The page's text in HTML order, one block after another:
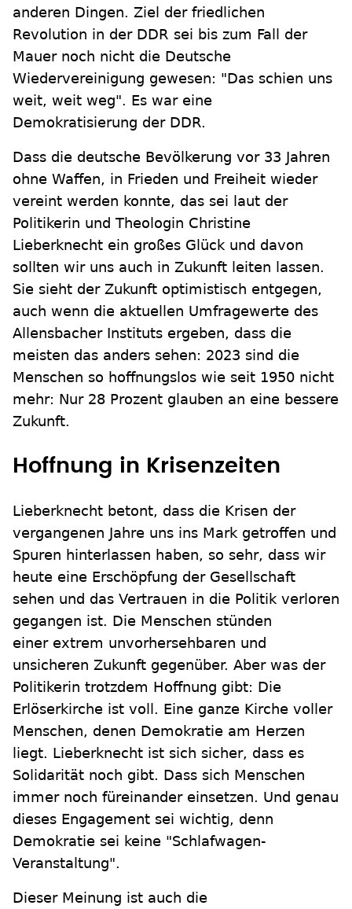
anderen Dingen. Ziel der friedlichen
Revolution in der DDR sei bis zum Fall der
Mauer noch nicht die Deutsche
Wiedervereinigung gewesen: "Das schien uns
weit, weit weg". Es war eine
Demokratisierung der DDR.
Dass die deutsche Bevölkerung vor 33 Jahren
ohne Waffen, in Frieden und Freiheit wieder
vereint werden konnte, das sei laut der
Politikerin und Theologin Christine
Lieberknecht ein großes Glück und davon
sollten wir uns auch in Zukunft leiten lassen.
Sie sieht der Zukunft optimistisch entgegen,
auch wenn die aktuellen Umfragewerte des
Allensbacher Instituts ergeben, dass die
meisten das anders sehen: 2023 sind die
Menschen so hoffnungslos wie seit 1950 nicht
mehr: Nur 28 Prozent glauben an eine bessere
Zukunft.
Hoffnung in Krisenzeiten
Lieberknecht betont, dass die Krisen der
vergangenen Jahre uns ins Mark getroffen und
Spuren hinterlassen haben, so sehr, dass wir
heute eine Erschöpfung der Gesellschaft
sehen und das Vertrauen in die Politik verloren
gegangen ist. Die Menschen stünden
einer extrem unvorhersehbaren und
unsicheren Zukunft gegenüber. Aber was der
Politikerin trotzdem Hoffnung gibt: Die
Erlöserkirche ist voll. Eine ganze Kirche voller
Menschen, denen Demokratie am Herzen
liegt. Lieberknecht ist sich sicher, dass es
Solidarität noch gibt. Dass sich Menschen
immer noch füreinander einsetzen. Und genau
dieses Engagement sei wichtig, denn
Demokratie sei keine "Schlafwagen-
Veranstaltung".
Dieser Meinung ist auch die